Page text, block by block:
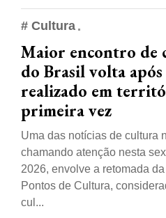
# Cultura
Maior encontro de
do Brasil volta após
realizado em
primeira vez
Uma das notícias de cultura
chamando atenção nesta
2026, envolve a retomada
Pontos de Cultura,
cul...